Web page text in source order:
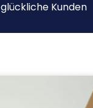
glückliche Kunden